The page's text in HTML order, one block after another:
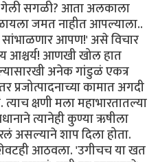
गेली सगळी? आता अलकाला
जमत नाहीत आपल्याला..
आपण!' असे विचार
आश्चर्य! आणखी खोल हात
अनेक गांडुळं एकत्र
कामात अगदी
क्षणी मला महाभारतातल्या
त्यानेही कुण्या ऋषीला
असल्याने शाप दिला होता.
आठवला. 'उगीचच या खत